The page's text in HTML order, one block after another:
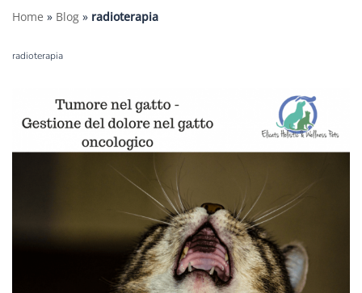
Home » Blog » radioterapia
radioterapia